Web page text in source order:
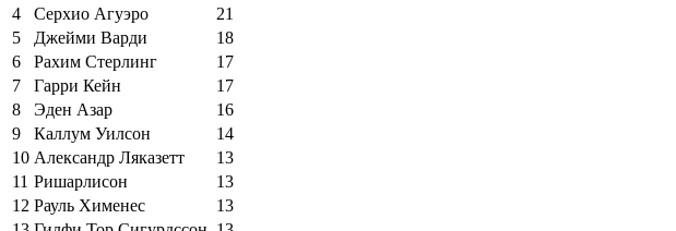
4
Серхио Агуэро
21
5
Джейми Варди
18
6
Рахим Стерлинг
17
7
Гарри Кейн
17
8
Эден Азар
16
9
Каллум Уилсон
14
10 Александр Ляказетт
13
11 Ришарлисон
13
12 Рауль Хименес
13